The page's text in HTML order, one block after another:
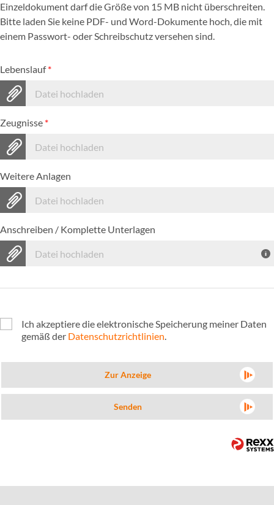
Einzeldokument darf die Größe von 15 MB nicht überschreiten.
Bitte laden Sie keine PDF- und Word-Dokumente hoch, die mit
einem Passwort- oder Schreibschutz versehen sind.
Lebenslauf*
Datei hochladen
Zeugnisse *
Datei hochladen
Weitere Anlagen
Datei hochladen
Anschreiben / Komplette Unterlagen
Datei hochladen
Ich akzeptiere die elektronische Speicherung meiner Daten
gemäß der Datenschutzrichtlinien.
Zur Anzeige
Senden